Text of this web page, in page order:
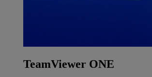
TeamViewer ONE